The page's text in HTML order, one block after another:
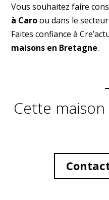
Vous souhaitez faire
à Caroou dans le
Faites confiance à
maisons en Bretagne.
Cette